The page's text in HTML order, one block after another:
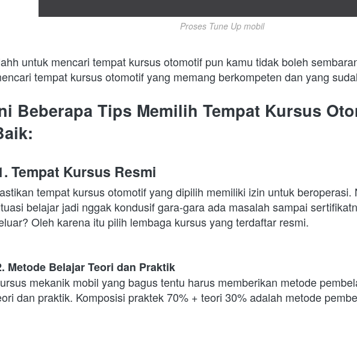
Proses Tune Up mobil
untuk mencari tempat kursus otomotif pun kamu tidak boleh
tempat kursus otomotif yang memang berkompeten dan yang
Beberapa Tips Memilih Tempat Kursus
Tempat Kursus Resmi
tempat kursus otomotif yang dipilih memiliki izin untuk beroperasi.
belajar jadi nggak kondusif gara-gara ada masalah sampai
Oleh karena itu pilih lembaga kursus yang terdaftar resmi.
Metode Belajar Teori dan Praktik
mekanik mobil yang bagus tentu harus memberikan metode
dan praktik. Komposisi praktek 70% + teori 30% adalah metode